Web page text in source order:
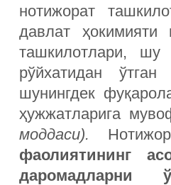
нотижорат
давлат ҳокимияти
ташкилотлари, шу
рўйхатидан
шунингдек
ҳужжатларига
моддаси).
фаолиятининг
даромадларни